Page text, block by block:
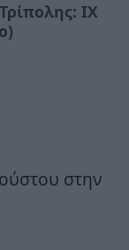
ΙΧ
στην